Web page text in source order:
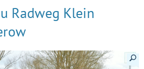
Radweg Klein
Details